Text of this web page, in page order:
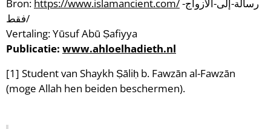
Bron: https://www.islamancient.com/
فقط/
Vertaling: Yūsuf Abū Ṣafiyya
Publicatie: www.ahloelhadieth.nl
[1] Student van Shaykh Ṣāliḥ b. Fawzān al-Fawzān
(moge Allah hen beiden beschermen).